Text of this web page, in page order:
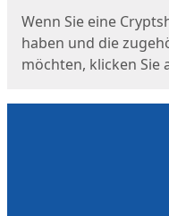
Wenn Sie eine
haben und die
möchten, klicken Sie